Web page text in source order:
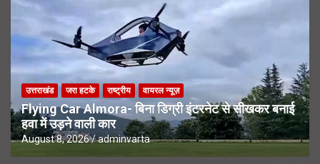
उत्तराखंड जरा हटके राष्ट्रीय वायरल न्यूज़
Flying Car Almora- बिना डिग्री इंटरनेट से सीखकर बनाई
हवा में उड़ने वाली कार
August 8, 2026 adminvarta